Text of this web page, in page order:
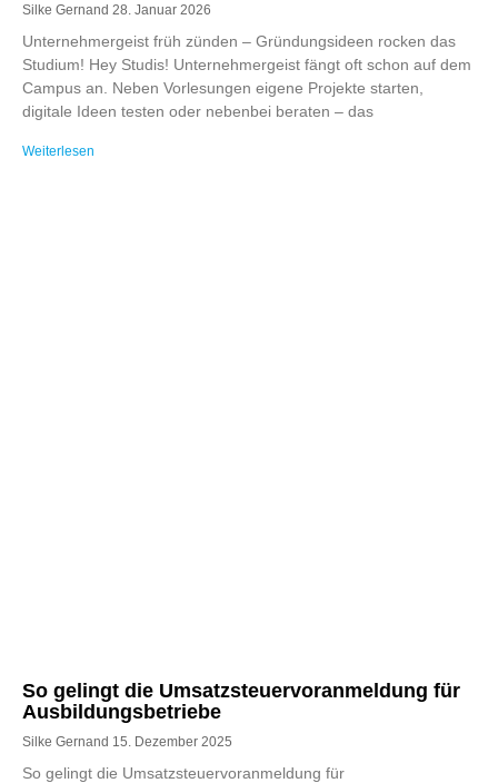
Silke Gernand 28. Januar 2026
Unternehmergeist früh zünden – Gründungsideen rocken das
Studium! Hey Studis! Unternehmergeist fängt oft schon auf dem
Campus an. Neben Vorlesungen eigene Projekte starten,
digitale Ideen testen oder nebenbei beraten – das
Weiterlesen
So gelingt die Umsatzsteuervoranmeldung für
Ausbildungsbetriebe
Silke Gernand 15. Dezember 2025
So gelingt die Umsatzsteuervoranmeldung für